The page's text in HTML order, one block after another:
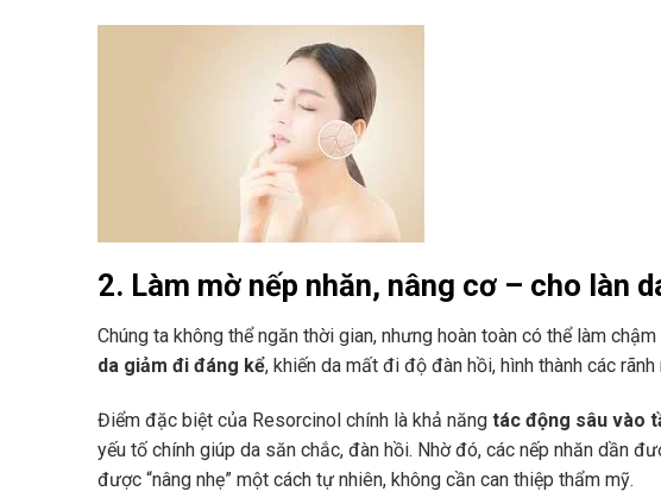
2. Làm mờ nếp nhăn, nâng cơ – cho làn
Chúng ta không thể ngăn thời gian, nhưng hoàn toàn có thể làm
da giảm đi đáng kể, khiến da mất đi độ đàn hồi, hình thành các
Điểm đặc biệt của Resorcinol chính là khả năng tác động sâu vào
yếu tố chính giúp da săn chắc, đàn hồi. Nhờ đó, các nếp nhăn dần
được “nâng nhẹ” một cách tự nhiên, không cần can thiệp thẩm mỹ.